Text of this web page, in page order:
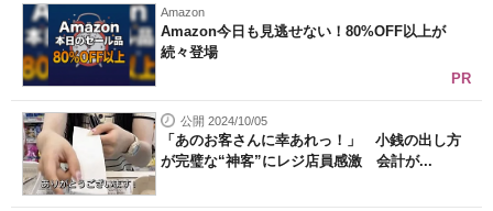
Amazon
Amazon今日も見逃せない！80%OFF以上が
続々登場
PR
公開 2024/10/05
「あのお客さんに幸あれっ！」 小銭の出し方
が完璧な“神客”にレジ店員感激 会計が...